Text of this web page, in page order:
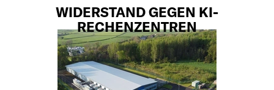
WIDERSTAND GEGEN KI-
RECHENZENTREN